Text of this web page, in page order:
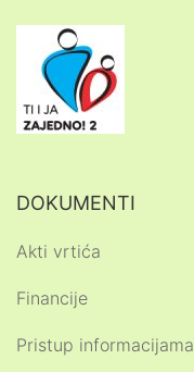
DOKUMENTI
Akti vrtića
Financije
Pristup informacijama